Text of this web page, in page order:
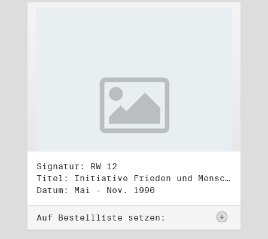
Signatur: RW 12
Titel: Initiative Frieden und Menschenrechte (2)
Datum: Mai - Nov. 1990
Auf Bestellliste setzen: